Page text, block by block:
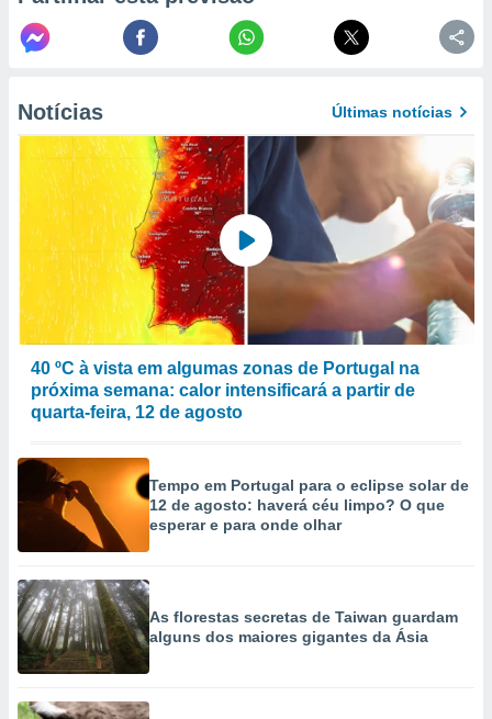
estudos
de
1199
Notícias Últimas notícias
40 ºC à vista em algumas zonas de Portugal na
próxima semana: calor intensificará a partir de
quarta-feira, 12 de agosto
Tempo em Portugal para o eclipse solar de
12 de agosto: haverá céu limpo? O que
esperar e para onde olhar
As florestas secretas de Taiwan guardam
alguns dos maiores gigantes da Ásia